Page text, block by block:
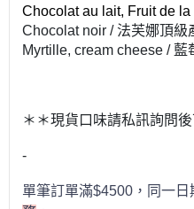
Chocolat au lait, Fruit de
Chocolat noir / 法芙娜頂級
Myrtille, cream cheese / 藍
＊＊現貨口味請私訊詢問
-
單筆訂單滿$4500，同一